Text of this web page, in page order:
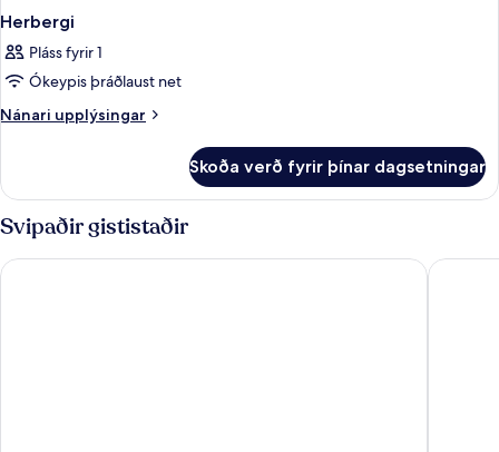
Herbergi
Pláss fyrir 1
Ókeypis þráðlaust net
Nánari upplýsingar
Nánari
Skoða verð fyrir þínar dagsetningar
Svipaðir gististaðir
Hotel Riu Plaza España Hotel